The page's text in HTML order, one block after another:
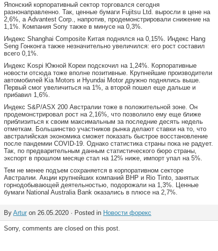
Японский корпоративный сектор торговался сегодня
разнонаправленно. Так, ценные бумаги Fujitsu Ltd. выросли в цене на
2,6%, а Advantest Corp., напротив, продемонстрировали снижение на
1,1%. Компания Sony также в минусе на 0,3%.
Индекс Shanghai Composite Китая поднялся на 0,15%. Индекс Hang
Seng Гонконга также незначительно увеличился: его рост составил
всего 0,1%.
Индекс Kospi Южной Кореи подскочил на 1,24%. Корпоративные
новости отсюда тоже вполне позитивные. Крупнейшие производители
автомобилей Kia Motors и Hyundai Motor дружно поднялись выше.
Первый смог увеличиться на 1%, а второй пошел еще дальше и
прибавил 1,6%.
Индекс S&P/ASX 200 Австралии тоже в положительной зоне. Он
продемонстрировал рост на 2,16%, что позволило ему еще ближе
приблизиться к своим максимальным за последние десять недель
отметкам. Большинство участников рынка делают ставки на то, что
австралийская экономика сможет показать быстрое восстановление
после пандемии COVID-19. Однако статистика страны пока не радует.
Так, по предварительным данным статистического бюро страны,
экспорт в прошлом месяце стал на 12% ниже, импорт упал на 5%.
Тем не менее подъем сохраняется в корпоративном секторе
Австралии. Акции крупнейших компаний BHP и Rio Tinto, занятых
горнодобывающей деятельностью, подорожали на 1,3%. Ценные
бумаги National Australia Bank оказались в плюсе на 2,7%.
By Artur on 26.05.2020 · Posted in Новости форекс
Sorry, comments are closed on this post.